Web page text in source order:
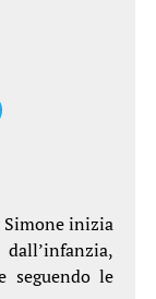
Simone inizia
seguendo le